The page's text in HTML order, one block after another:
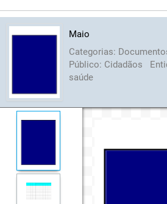
Maio
Categorias:
Público: Cidadãos
saúde